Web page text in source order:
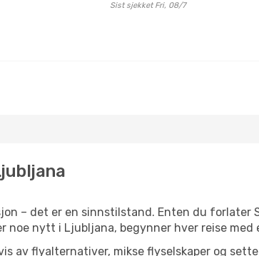
Sist sjekket Fri, 08/7
– det er en sinnstilstand. Enten du
noe nytt i Ljubljana, begynner hver reise med
av flyalternativer, mikse flyselskaper og